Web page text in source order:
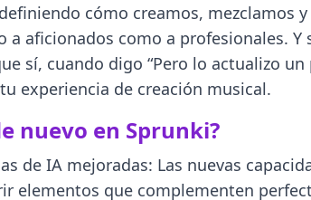
cómo creamos, mezclamos
a aficionados como a profesionales.
sí, cuando digo “Pero lo actualizo
experiencia de creación musical.
nuevo en Sprunki?
de IA mejoradas: Las nuevas
elementos que complementen